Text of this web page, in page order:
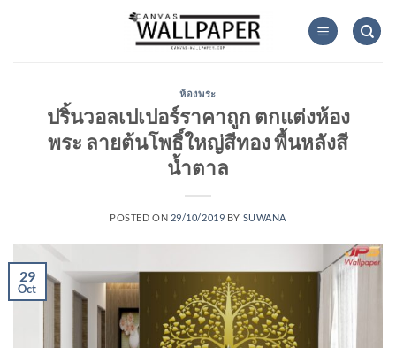
ห้องพระ
ปริ้นวอลเปเปอร์ราคาถูก ตกแต่งห้อง
พระ ลายต้นโพธิ์ใหญ่สีทอง พื้นหลังสี
น้ำตาล
POSTED ON 29/10/2019 BY SUWANA
29
Oct